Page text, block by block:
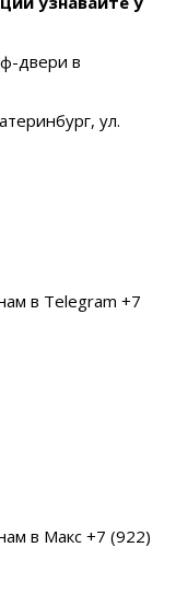
двери в
ул.
в Telegram +7
в Макс +7 (922)